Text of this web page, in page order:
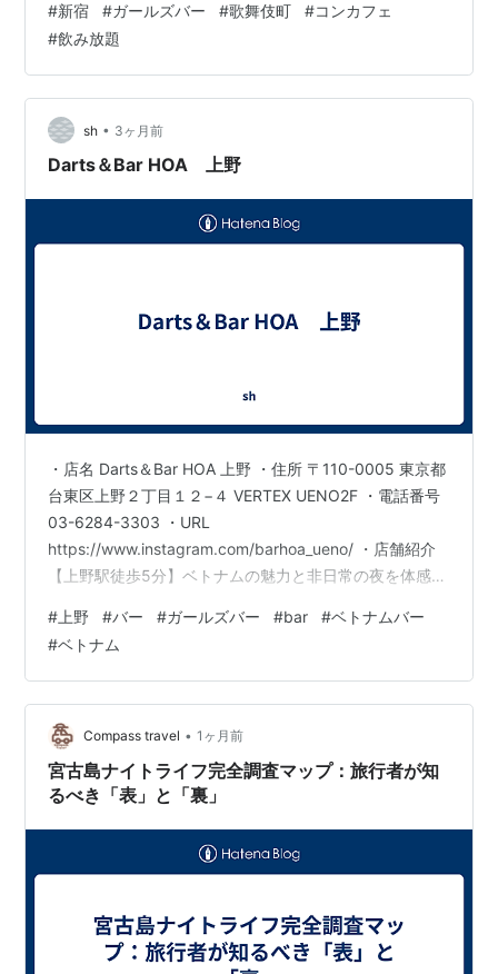
のは、「あなたとの愛のために、ここへ堕ちてきたの」
そんな囁きにも似た、情熱的なメッセージ。渇望と衝動
が静かに交錯する空間で、その想いを真正面から受け止
めるのか、それとも通り過ぎるのか。選択は、今この瞬
間のあなたに委ねられています。心を揺さ…
#新宿 #ガールズバー #歌舞伎町 #コンカフェ
#飲み放題
sh • 3ヶ月前
Darts＆Bar HOA 上野
・店名 Darts＆Bar HOA 上野 ・住所 〒110-0005 東京都
台東区上野２丁目１２−４ VERTEX UENO2F ・電話番号
03-6284-3303 ・URL
https://www.instagram.com/barhoa_ueno/ ・店舗紹介
【上野駅徒歩5分】ベトナムの魅力と非日常の夜を体感す
ナムバーがあなたをお待ちしております。 上野の喧騒を
忘れてゆったりとお過ごしいただけるバー「Darts＆Bar
HOA 上野」。 美人でかわいらしいキャストがおもてな
し！上野で特別なひとときを提供いたします。 店内は…
# 上野 #バー #ガールズバー #bar #ベトナムバー
#ベトナム
Compass travel • 1ヶ月前
宮古島ナイトライフ完全調査マップ：旅行者が知
るべき「表」と「裏」